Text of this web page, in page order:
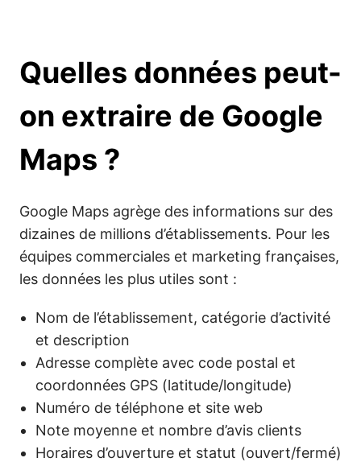
Quelles données peut-
on extraire de Google
Maps ?
Google Maps agrège des informations sur des
dizaines de millions d’établissements. Pour les
équipes commerciales et marketing françaises,
les données les plus utiles sont :
Nom de l’établissement, catégorie d’activité
et description
Adresse complète avec code postal et
coordonnées GPS (latitude/longitude)
Numéro de téléphone et site web
Note moyenne et nombre d’avis clients
Horaires d’ouverture et statut (ouvert/fermé)